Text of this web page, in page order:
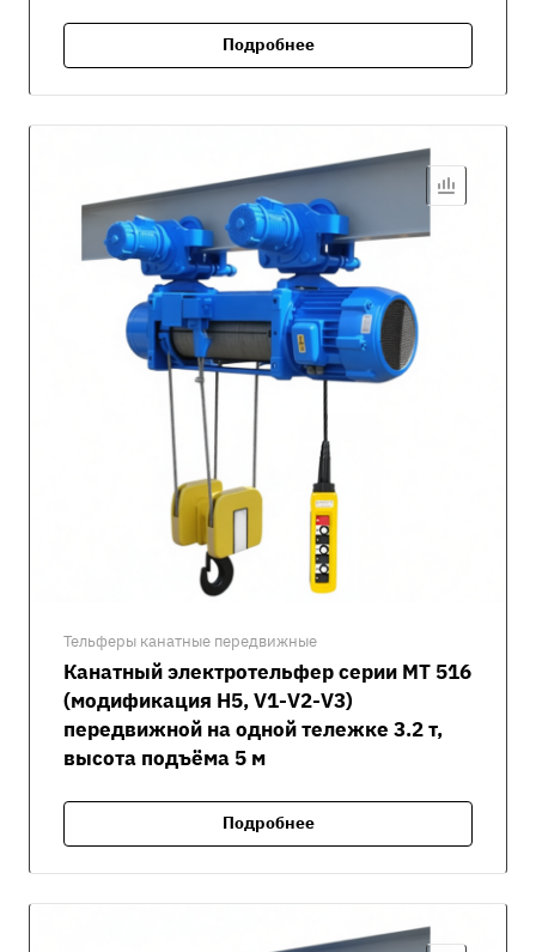
Подробнее
Тельферы канатные передвижные
Канатный электротельфер серии MT 516
(модификация H5, V1-V2-V3)
передвижной на одной тележке 3.2 т,
высота подъёма 5 м
Подробнее